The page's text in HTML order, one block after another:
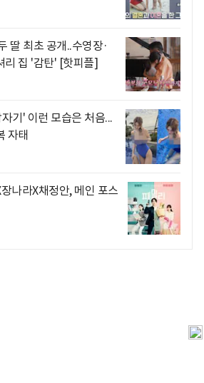
딸 최초 공개..수영장·
리 집 '감탄' [핫피플]
기' 이런 모습은 처음...
자태
나라X채정안, 메인 포스